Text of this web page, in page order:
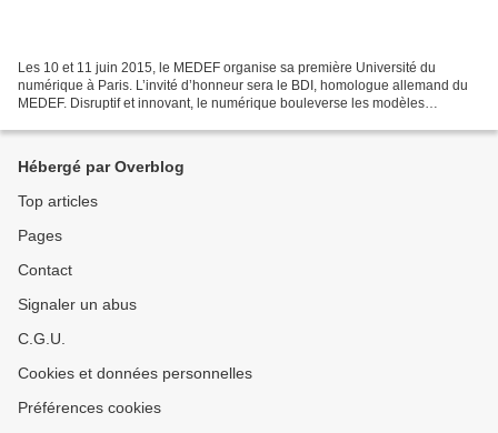
Les 10 et 11 juin 2015, le MEDEF organise sa première Université du
numérique à Paris. L’invité d’honneur sera le BDI, homologue allemand du
MEDEF. Disruptif et innovant, le numérique bouleverse les modèles
Hébergé par Overblog
Top articles
Pages
Contact
Signaler un abus
C.G.U.
Cookies et données personnelles
Préférences cookies